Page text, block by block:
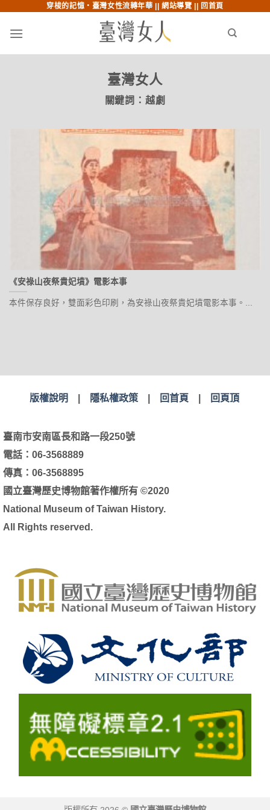
跳至內文
跳至索引列穿梭的記憶‧臺灣女性流轉年華 ||網站導覽 || 回首頁
臺灣女人
關鍵詞： 越劇
《安祿山夜祭貴妃墳》電影本事
本件保存良好，雙面彩色印刷，為安祿山夜祭貴妃墳電影本事。...
版權說明 隱私權政策| 回首頁 回頁頂
臺南市安南區長和路一段250號
電話：06-3568889
傳真：06-3568895
國立臺灣歷史博物館著作權所有 ©2020
National Museum of Taiwan History.
All Rights reserved.